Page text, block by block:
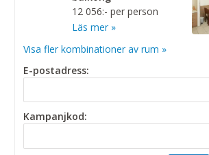
12 056:- per person
Läs mer »
Visa fler kombinationer av rum »
E-postadress:
Kampanjkod: